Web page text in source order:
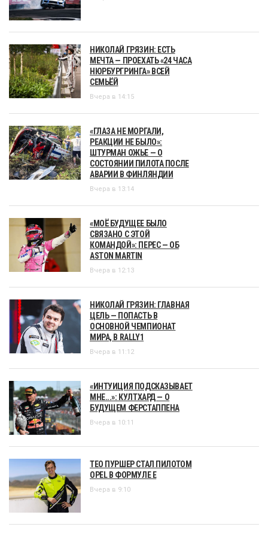
НИКОЛАЙ ГРЯЗИН: ЕСТЬ
МЕЧТА — ПРОЕХАТЬ «24 ЧАСА
НЮРБУРГРИНГА» ВСЕЙ
СЕМЬЁЙ
Вчера в 14:15
«ГЛАЗА НЕ МОРГАЛИ,
РЕАКЦИИ НЕ БЫЛО»:
ШТУРМАН ОЖЬЕ — О
СОСТОЯНИИ ПИЛОТА ПОСЛЕ
АВАРИИ В ФИНЛЯНДИИ
Вчера в 13:14
«МОЁ БУДУЩЕЕ БЫЛО
СВЯЗАНО С ЭТОЙ
КОМАНДОЙ»: ПЕРЕС — ОБ
ASTON MARTIN
Вчера в 12:13
НИКОЛАЙ ГРЯЗИН: ГЛАВНАЯ
ЦЕЛЬ — ПОПАСТЬ В
ОСНОВНОЙ ЧЕМПИОНАТ
МИРА, В RALLY1
Вчера в 11:12
«ИНТУИЦИЯ ПОДСКАЗЫВАЕТ
МНЕ...»: КУЛТХАРД — О
БУДУЩЕМ ФЕРСТАППЕНА
Вчера в 10:11
ТЕО ПУРШЕР СТАЛ ПИЛОТОМ
OPEL В ФОРМУЛЕ Е
Вчера в 9:10